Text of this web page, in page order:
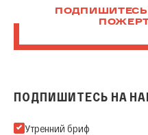
ПОДПИШИТЕСЬ НА
Подпишитесь на нашу Email-
Утренний бриф